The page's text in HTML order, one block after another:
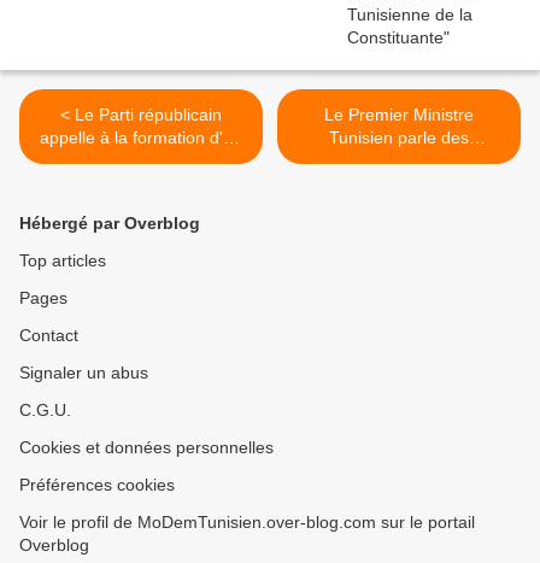
< Le Parti républicain
appelle à la formation d'un
gouvernement de salut
Le Premier Ministre
Tunisien parle des
coupures d'électricité et de
Hébergé par Overblog
Top articles
Pages
Contact
Signaler un abus
C.G.U.
Cookies et données personnelles
Préférences cookies
Voir le profil de MoDemTunisien.over-blog.com sur le portail
Overblog